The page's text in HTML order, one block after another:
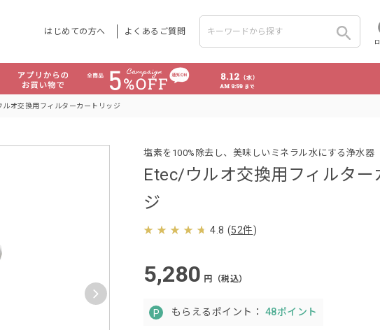
はじめての方へ よくあるご質問
ルオ交換用フィルターカートリッジ
Etec/ウルオ交換用フィルター
ジ
塩素を100%除去し、美味しいミネラル水にする浄水器
4.8 (52件)
5,280 円（税込）
もらえるポイント： 48ポイント